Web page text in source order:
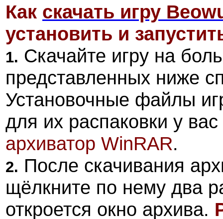
Как скачать игру
установить и
1. Скачайте игру на
представленных ниже
Установочные файлы
для их распаковки у
архиватор WinRAR.
2. После скачивания
щёлкните по нему два
откроется окно архива.